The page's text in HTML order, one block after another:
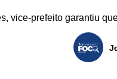
vice-prefeito garantiu